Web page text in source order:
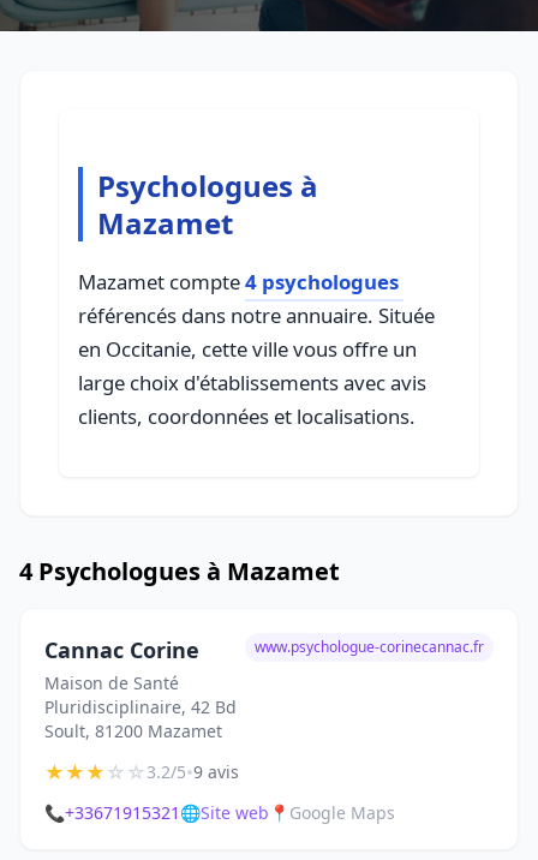
Psychologues à
Mazamet
Mazamet compte4 psychologues
référencés dans notre annuaire. Située
en Occitanie, cette ville vous offre un
large choix d'établissements avec avis
clients, coordonnées et localisations.
4 Psychologues à Mazamet
Cannac Corine
Maison de Santé
Pluridisciplinaire, 42 Bd
Soult, 81200 Mazamet
www.psychologue-corinecannac.fr
★★★☆☆3.2/5•9 avis
📞+33671915321 🌐Site web 📍 Google Maps